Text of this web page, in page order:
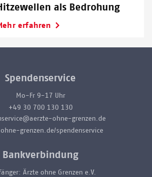
als Bedrohung
erfahren
Spendenservice
Mo-Fr 9-17 Uhr
+49 30 700 130 130
ohne-grenzen.de
grenzen.de/spendenservice
Bankverbindung
Ärzte ohne Grenzen e.V.